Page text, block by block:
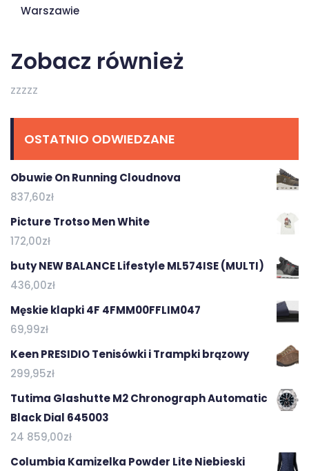
Warszawie
Zobacz również
zzzzz
OSTATNIO ODWIEDZANE
Obuwie On Running Cloudnova
837,60zł
Picture Trotso Men White
172,00zł
buty NEW BALANCE Lifestyle ML574ISE (MULTI)
436,00zł
Męskie klapki 4F 4FMM00FFLIM047
69,99zł
Keen PRESIDIO Tenisówki i Trampki brązowy
299,95zł
Tutima Glashutte M2 Chronograph Automatic
Black Dial 645003
24 859,00zł
Columbia Kamizelka Powder Lite Niebieski